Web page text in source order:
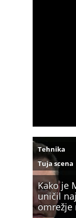
Kako je
uničil
omrežje
Tehnika
Tuja scena